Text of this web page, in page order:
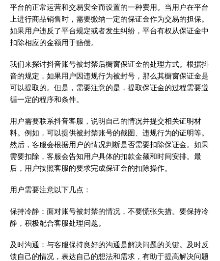
平台的正常运营和交易安全而设置的一种费用。当用户在平台
上进行商品销售时，需要缴纳一定的保证金作为交易的担保。
如果用户违反了平台规定或者发生纠纷，平台有权从保证金中
扣除相应的金额用于赔偿。
我们来探讨抖音账号被封禁后橱窗保证金的处理方式。根据抖
音的规定，如果用户因违规行为被封号，那么其橱窗保证金是
可以提取的。但是，需要注意的是，提取保证金的过程需要遵
循一定的程序和条件。
用户需要联系抖音客服，说明自己的情况并提交相关证明材
料。例如，可以提供被封禁账号的截图、违规行为的证明等。
然后，客服会根据用户的情况判断是否需要扣除保证金。如果
需要扣除，客服会告知用户具体的扣款金额和时间安排。最
后，用户按照客服的要求完成保证金的扣除操作。
用户需要注意以下几点：
保持冷静：面对账号被封禁的情况，不要慌张失措。要保持冷
静，积极配合客服处理问题。
及时沟通：与客服保持良好的沟通是解决问题的关键。及时反
馈自己的情况，表达自己的想法和需求，有助于提高解决问题